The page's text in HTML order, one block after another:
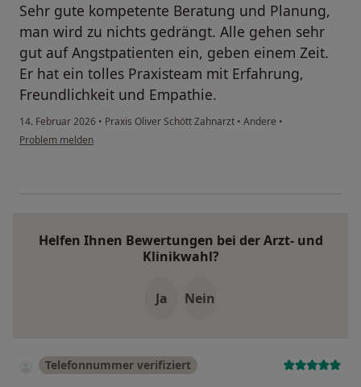
Sehr gute kompetente Beratung und Planung,
man wird zu nichts gedrängt. Alle gehen sehr
gut auf Angstpatienten ein, geben einem Zeit.
Er hat ein tolles Praxisteam mit Erfahrung,
Freundlichkeit und Empathie.
14. Februar 2026 • Praxis Oliver Schött Zahnarzt • Andere •
Problem melden
Helfen Ihnen Bewertungen bei der Arzt- und
Klinikwahl?
Ja Nein
Telefonnummer verifiziert